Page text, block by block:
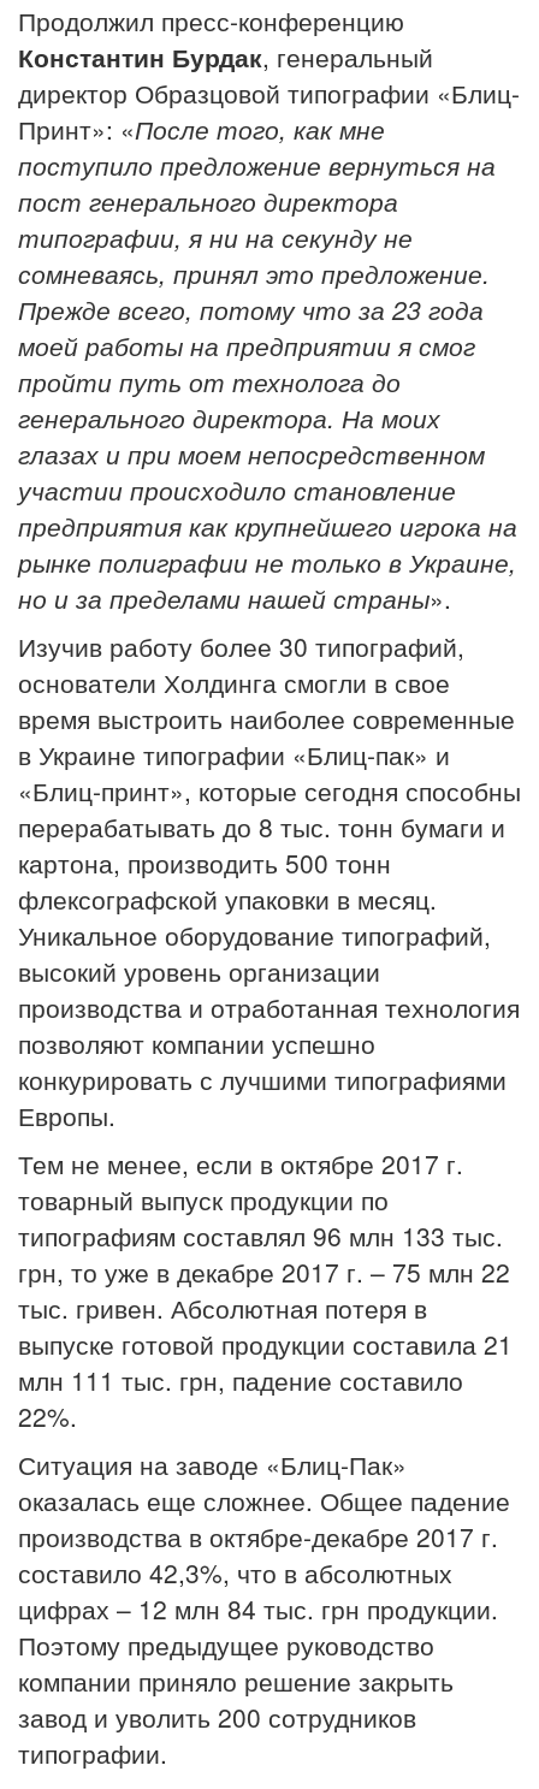
Продолжил пресс-конференцию
Константин Бурдак, генеральный
директор Образцовой типографии «Блиц-
Принт»: «После того, как мне
поступило предложение вернуться на
пост генерального директора
типографии, я ни на секунду не
сомневаясь, принял это предложение.
Прежде всего, потому что за 23 года
моей работы на предприятии я смог
пройти путь от технолога до
генерального директора. На моих
глазах и при моем непосредственном
участии происходило становление
предприятия как крупнейшего игрока на
рынке полиграфии не только в Украине,
но и за пределами нашей страны».
Изучив работу более 30 типографий,
основатели Холдинга смогли в свое
время выстроить наиболее современные
в Украине типографии «Блиц-пак» и
«Блиц-принт», которые сегодня способны
перерабатывать до 8 тыс. тонн бумаги и
картона, производить 500 тонн
флексографской упаковки в месяц.
Уникальное оборудование типографий,
высокий уровень организации
производства и отработанная технология
позволяют компании успешно
конкурировать с лучшими типографиями
Европы.
Тем не менее, если в октябре 2017 г.
товарный выпуск продукции по
типографиям составлял 96 млн 133 тыс.
грн, то уже в декабре 2017 г. – 75 млн 22
тыс. гривен. Абсолютная потеря в
выпуске готовой продукции составила 21
млн 111 тыс. грн, падение составило
22%.
Ситуация на заводе «Блиц-Пак»
оказалась еще сложнее. Общее падение
производства в октябре-декабре 2017 г.
составило 42,3%, что в абсолютных
цифрах – 12 млн 84 тыс. грн продукции.
Поэтому предыдущее руководство
компании приняло решение закрыть
завод и уволить 200 сотрудников
типографии.